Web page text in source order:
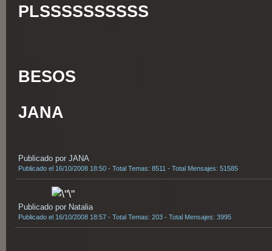
PLSSSSSSSSSS
BESOS
JANA
Publicado por JANA
Publicado el 16/10/2008 18:50 - Total Temas: 8511 - Total Mensajes: 51585
Publicado por Natalia
Publicado el 16/10/2008 18:57 - Total Temas: 203 - Total Mensajes: 3995